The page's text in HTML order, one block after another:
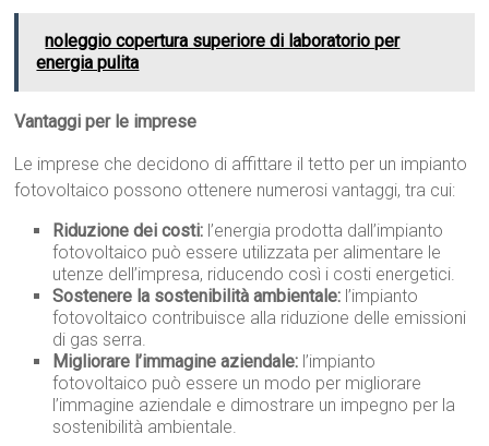
noleggio copertura superiore di laboratorio per
energia pulita
Vantaggi per le imprese
Le imprese che decidono di affittare il tetto per un impianto
fotovoltaico possono ottenere numerosi vantaggi, tra cui:
Riduzione dei costi: l’energia prodotta dall’impianto
fotovoltaico può essere utilizzata per alimentare le
utenze dell’impresa, riducendo così i costi energetici.
Sostenere la sostenibilità ambientale: l’impianto
fotovoltaico contribuisce alla riduzione delle emissioni
di gas serra.
Migliorare l’immagine aziendale: l’impianto
fotovoltaico può essere un modo per migliorare
l’immagine aziendale e dimostrare un impegno per la
sostenibilità ambientale.